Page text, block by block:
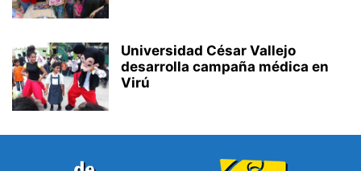
Universidad César Vallejo
desarrolla campaña médica en
Virú